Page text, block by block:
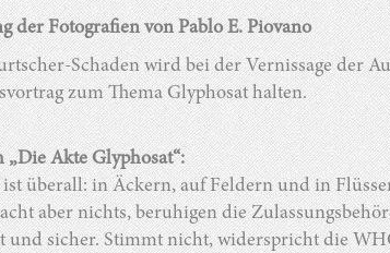
der Fotografien von Pablo E. Piovano
Schaden wird bei der Vernissage der
zum Thema Glyphosat halten.
„Die Akte Glyphosat“:
überall: in Äckern, auf Feldern und in
aber nichts, beruhigen die
und sicher. Stimmt nicht, widerspricht die